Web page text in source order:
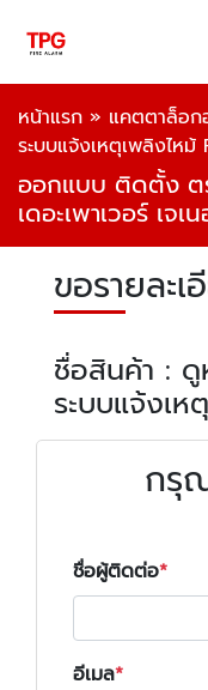
หน้าแรก » แคตตาล็อก
ระบบแจ้งเหตุเพลิงไหม้
ออกแบบ ติดตั้ง ต
เดอะเพาเวอร์ เจเ
ขอรายละ
ชื่อสินค้า : ดู
ระบบแจ้งเ
กรุ
ชื่อผู้ติดต่อ
อีเมล